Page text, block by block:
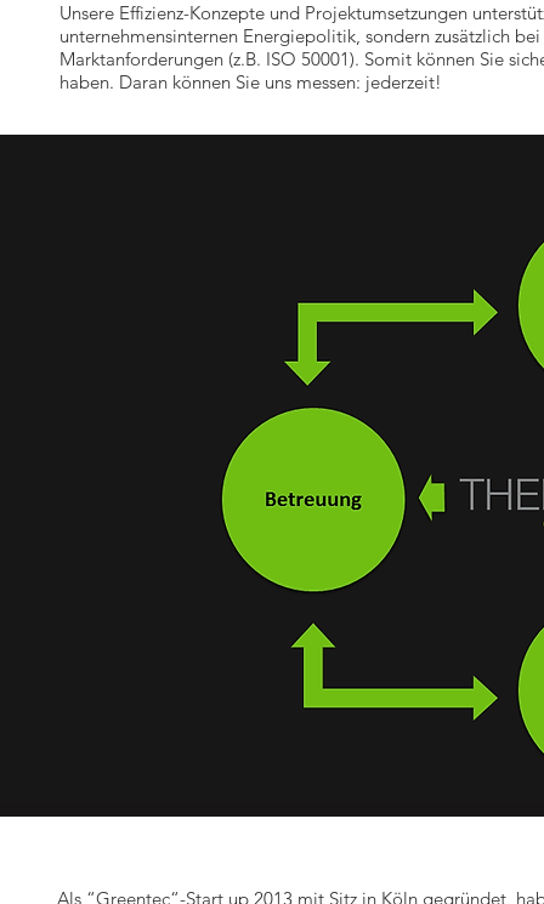
Unsere Effizienz-Konzepte und Projektumsetzungen
unternehmensinternen Energiepolitik, sondern zusätzlich
Marktanforderungen (z.B. ISO 50001). Somit können Sie
haben. Daran können Sie uns messen: jederzeit!
Als “Greentec“-Start up 2013 mit Sitz in Köln gegründet,